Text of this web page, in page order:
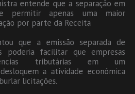
entende que a separação em
permitir apenas uma maior
por parte da Receita
que a emissão separada de
poderia facilitar que empresas
tributárias em um
a atividade econômica
licitações.